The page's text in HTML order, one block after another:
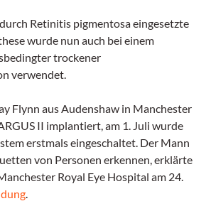
Retinitis pigmentosa eingesetzte
wurde nun auch bei einem
trockener
verwendet.
Flynn aus Audenshaw in Manchester
II implantiert, am 1. Juli wurde
erstmals eingeschaltet. Der Mann
von Personen erkennen, erklärte
Royal Eye Hospital am 24.
.